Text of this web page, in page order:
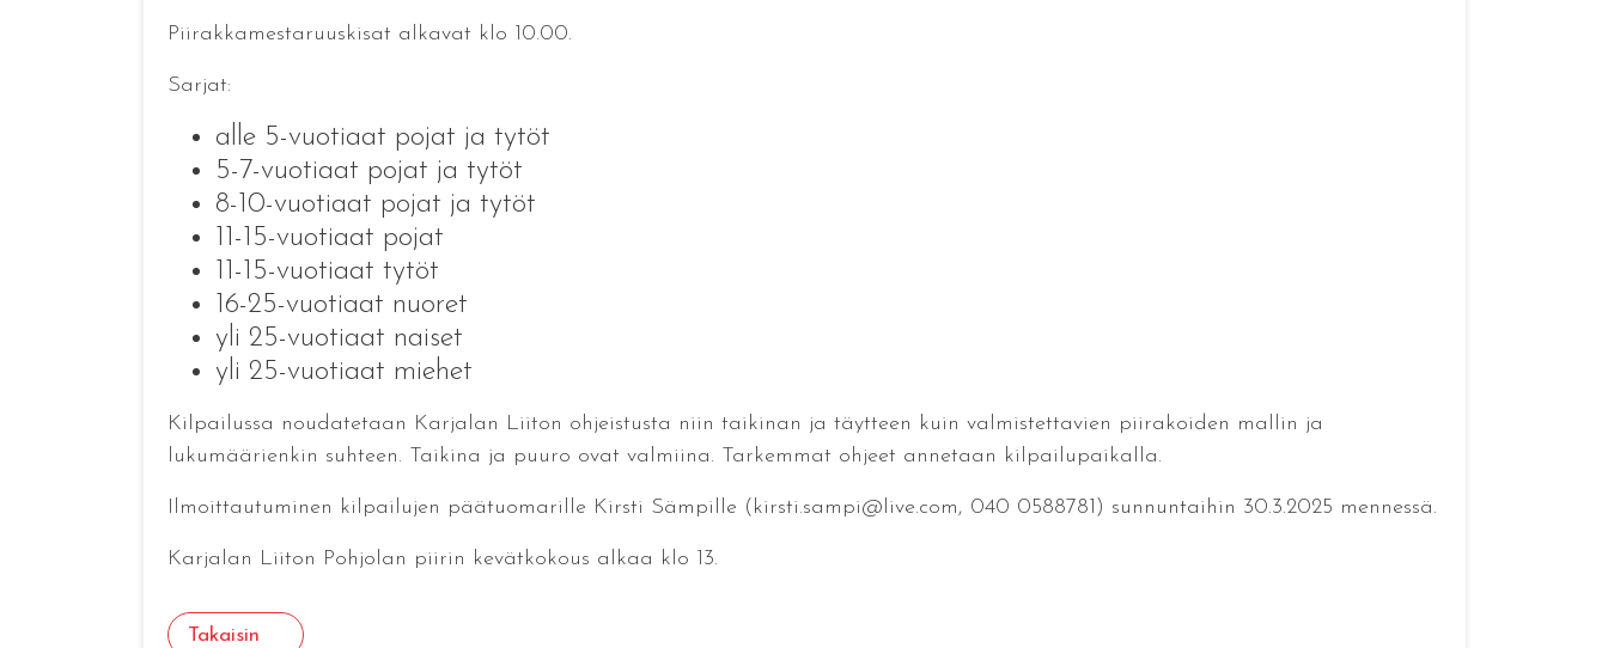
Piirakkamestaruuskisat alkavat klo 10.00.
Sarjat:
alle 5-vuotiaat pojat ja tytöt
5-7-vuotiaat pojat ja tytöt
8-10-vuotiaat pojat ja tytöt
11-15-vuotiaat pojat
11-15-vuotiaat tytöt
16-25-vuotiaat nuoret
yli 25-vuotiaat naiset
yli 25-vuotiaat miehet
Kilpailussa noudatetaan Karjalan Liiton ohjeistusta niin taikinan ja täytteen kuin valmistettavien piirakoiden mallin ja
lukumäärienkin suhteen. Taikina ja puuro ovat valmiina. Tarkemmat ohjeet annetaan kilpailupaikalla.
Ilmoittautuminen kilpailujen päätuomarille Kirsti Sämpille (kirsti.sampi@live.com, 040 0588781) sunnuntaihin 30.3.2025 mennessä.
Karjalan Liiton Pohjolan piirin kevätkokous alkaa klo 13.
Takaisin